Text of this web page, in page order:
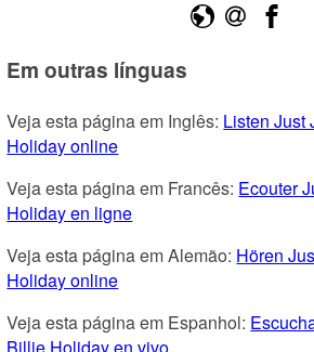
Em outras línguas
Veja esta página em Inglês: Listen Just
Holiday online
Veja esta página em Francês: Ecouter
Holiday en ligne
Veja esta página em Alemão: Hören
Holiday online
Veja esta página em Espanhol:
Billie Holiday en vivo